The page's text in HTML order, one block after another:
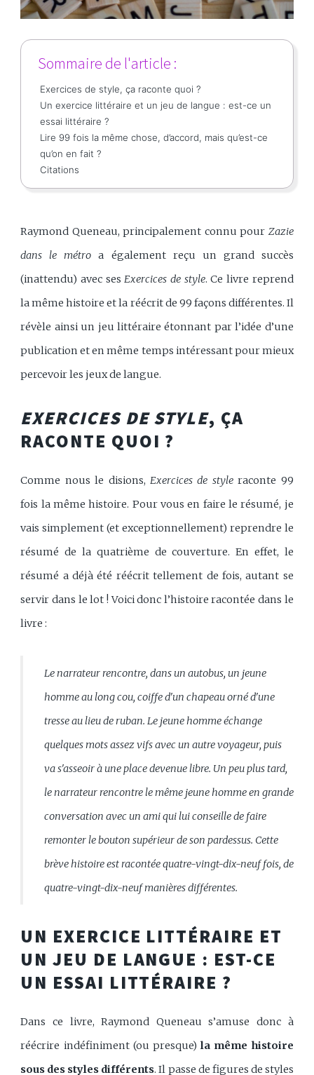
Sommaire de l'article :
Exercices de style, ça raconte quoi ?
Un exercice littéraire et un jeu de langue : est-ce un
essai littéraire ?
Lire 99 fois la même chose, d’accord, mais qu’est-ce
qu’on en fait ?
Citations
Raymond Queneau, principalement connu pour Zazie
dans le métroa également reçu un grand succès
(inattendu) avec ses Exercices de style. Ce livre reprend
la même histoire et la réécrit de 99 façons différentes. Il
révèle ainsi un jeu littéraire étonnant par l’idée d’une
publication et en même temps intéressant pour mieux
percevoir les jeux de langue.
EXERCICES DE STYLE, ÇA
RACONTE QUOI ?
Comme nous le disions, Exercices de styleraconte 99
fois la même histoire. Pour vous en faire le résumé, je
vais simplement (et exceptionnellement) reprendre le
résumé de la quatrième de couverture. En effet, le
résumé a déjà été réécrit tellement de fois, autant se
servir dans le lot ! Voici donc l’histoire racontée dans le
livre :
Le narrateur rencontre, dans un autobus, un jeune
homme au long cou, coiffe d'un chapeau orné d'une
tresse au lieu de ruban. Le jeune homme échange
quelques mots assez vifs avec un autre voyageur, puis
va s'asseoir à une place devenue libre. Un peu plus tard,
le narrateur rencontre le même jeune homme en grande
conversation avec un ami qui lui conseille de faire
remonter le bouton supérieur de son pardessus. Cette
brève histoire est racontée quatre-vingt-dix-neuf fois, de
quatre-vingt-dix-neuf manières différentes.
UN EXERCICE LITTÉRAIRE ET
UN JEU DE LANGUE : EST-CE
UN ESSAI LITTÉRAIRE ?
Dans ce livre, Raymond Queneau s’amuse donc à
réécrire indéfiniment (ou presque)la même histoire
sous des styles différents. Il passe de figures de styles